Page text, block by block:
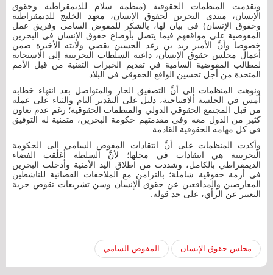
وتقدمت المنظمات الحقوقية (منظمة سلام للديمقراطية وحقوق
الإنسان، منتدى البحرين لحقوق الإنسان، معهد الخليج للديمقراطية
وحقوق الإنسان) في بيان لها، بالشكر للمفوض السامي وفريق عمل
المفوضية على مواقفهم فيما يتصل بأوضاع حقوق الإنسان في البحرين
خصوصا وأنَّ الأمير زيد بن رعد الحسين يقضي ولايته الأخيرة ضمن
أعمال مجلس حقوق الإنسان، داعية السلطات البحرينية إلى الاستجابة
لمطالب المفوضية السامية في تقديم الخبرات التقنية من قبل الأمم
المتحدة من أجل تحسين الواقع الحقوقي في البلاد.
ونوهت المنظمات إلى أنَّ التصفيق الحار والمتواصل بعد انتهاء خطابه
أمس في الجلسة الافتتاحية، دليل على التقدير التام والثناء على عمله
من قبل المجتمع الحقوقي الدولي والمنظمات الحقوقية؛ رغم عدم تعاون
كثير من الدول معه وفي مقدمتهم حكومة البحرين، متمنية له التوفيق
في كل مهامه الحقوقية القادمة.
وأكدت المنظمات على أنَّ انتقادات المفوض السامي إلى الحكومة
البحرينية هي انتقادات في محلها؛ لأنَّ السلطة أغلقت الفضاء
الديمقراطي بالكامل، وشددت من اطلاق اليد الأمنية وأدخلت البحرين
في أزمة حقوقية شاملة؛ بالتزامن مع الملاحقات القضائية للناشطين
المعارضين والمدافعين عن حقوق الإنسان وسن تشريعات تقوض حرية
التعبير عن الرأي، على حد قوله.
مجلس حقوق الإنسان المفوض السامي